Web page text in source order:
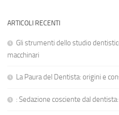
ARTICOLI RECENTI
Gli strumenti dello studio
macchinari
La Paura del Dentista: origini e
: Sedazione cosciente dal